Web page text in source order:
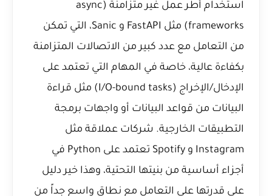
استخدام أطر عمل غير متزامنة (async
frameworks) مثل FastAPI و Sanic، التي تمكن
من التعامل مع عدد كبير من الاتصالات المتزامنة
بكفاءة عالية، خاصة في المهام التي تعتمد على
الإدخال/الإخراج (I/O-bound tasks) مثل قراءة
البيانات من قواعد البيانات أو واجهات برمجة
التطبيقات الخارجية. شركات عملاقة مثل
Instagram و Spotify تعتمد على Python في
أجزاء أساسية من بنيتها التحتية، وهذا خير دليل
على قدرتها على التعامل مع نطاق واسع جداً من